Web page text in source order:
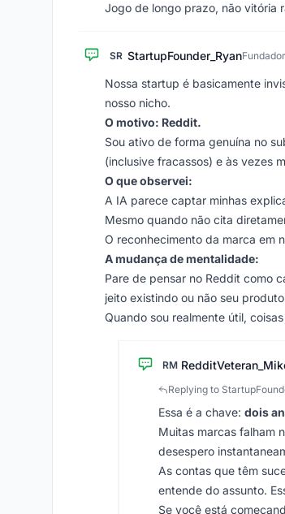
Jogo de longo prazo, não vitória
SR StartupFounder_Ryan
Nossa startup é basicamente
nosso nicho.
O motivo: Reddit.
Sou ativo de forma genuína no
(inclusive fracassos) e às vezes
O que observei:
A IA parece captar minhas
Mesmo quando não cita
O reconhecimento da marca em
A mudança de mentalidade:
Pare de pensar no Reddit como
jeito existindo ou não seu
Quando sou realmente útil,
RM
Replying to
Essa é a chave: dois
Muitas marcas falham
desespero
As contas que têm
entende do assunto.
Se você está